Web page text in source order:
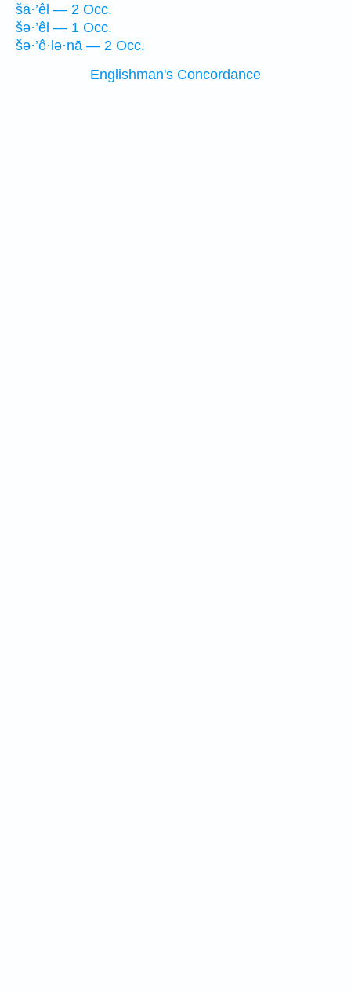
šā·’êl — 2 Occ.
šə·’êl — 1 Occ.
šə·’ê·lə·nā — 2 Occ.
Englishman's Concordance